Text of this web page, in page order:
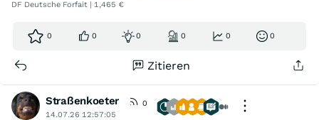
DF Deutsche Forfait | 1,465 €
0 0 0 0 0 0
Zitieren
Straßenkoeter
0
14.07.26 12:57:05